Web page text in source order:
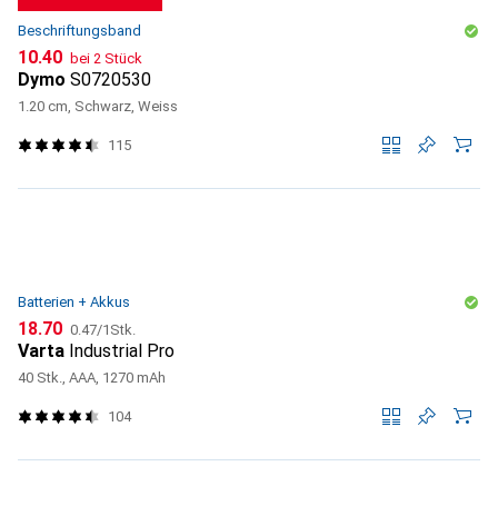
Beschriftungsband
CHF
10.40 bei 2 Stück
Dymo S0720530
1.20 cm, Schwarz, Weiss
115
Batterien + Akkus
CHF
18.70 CHF
0.47/1Stk.
Varta Industrial Pro
40 Stk., AAA, 1270 mAh
104